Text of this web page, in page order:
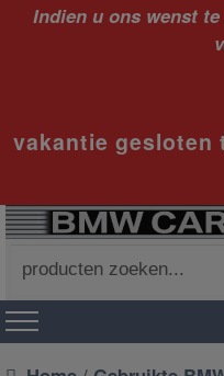
Indien u ons wenst
vakantie gesloten
naar: